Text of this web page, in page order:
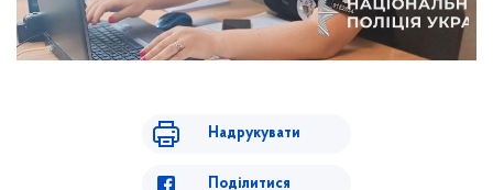
Надрукувати
Поділитися